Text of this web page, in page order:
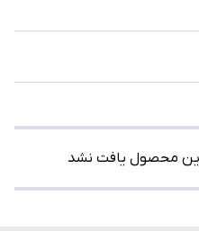
محصول یافت نشد